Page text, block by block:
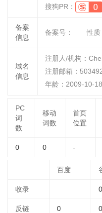
搜狗PR：
备案
信息
备案号： 性质
域名
信息
注册人/机构：
注册邮箱：
年龄：2009-10-18
PC
词
数
移动
词数
首页
位置
0 0 -
百度
收录 0
反链 0 0